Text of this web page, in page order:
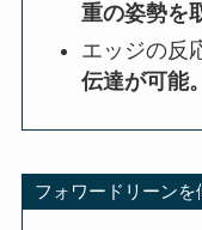
重の姿勢を
エッジの反
伝達が可能。
フォワードリーン